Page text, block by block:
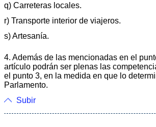
q) Carreteras locales.
r) Transporte interior de viajeros.
s) Artesanía.
4. Además de las mencionadas en el
artículo podrán ser plenas las
el punto 3, en la medida en que lo
Parlamento.
Subir